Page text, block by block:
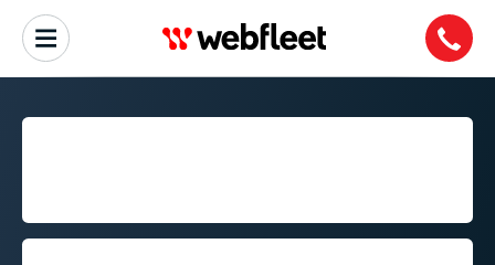
ADMINIS­TRACIÓN DE
Webfleet ahora es una empresa